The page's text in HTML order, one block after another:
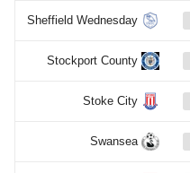
Sheffield Wednesday
Stockport County
Stoke City
Swansea